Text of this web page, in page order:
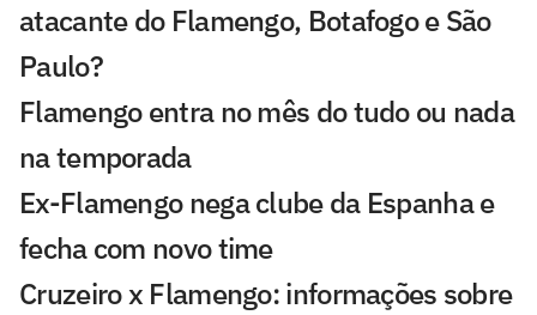
atacante do Flamengo, Botafogo e São
Paulo?
Flamengo entra no mês do tudo ou nada
na temporada
Ex-Flamengo nega clube da Espanha e
fecha com novo time
Cruzeiro x Flamengo: informações sobre